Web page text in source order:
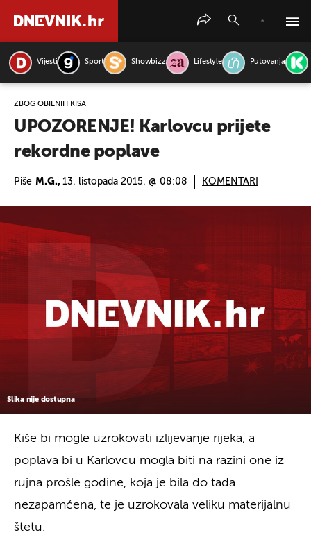
Vijesti Sport Showbizz Lifestyle Putovanja
ZBOG OBILNIH KIŠA
UPOZORENJE! Karlovcu prijete
rekordne poplave
Piše M.G., 13. listopada 2015. @ 08:08 KOMENTARI
Slika nije dostupna
Kiše bi mogle uzrokovati izlijevanje rijeka, a
poplava bi u Karlovcu mogla biti na razini one iz
rujna prošle godine, koja je bila do tada
nezapamćena, te je uzrokovala veliku materijalnu
štetu.
PRETRAŽITE VIJESTI